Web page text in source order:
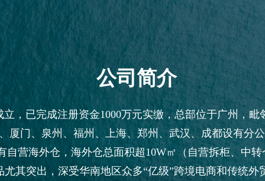
公司简介
，已完成注册资金1000万元实缴，总部位于广州，
厦门、泉州、福州、上海、郑州、武汉、成都设有分
自营海外仓，海外仓总面积超10W㎡（自营拆柜、中
其突出，深受华南地区众多“亿级”跨境电商和传统外